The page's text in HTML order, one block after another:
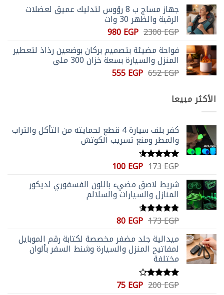
هو:
831 EGP.
هو:
590 EGP.
جهاز مساج ب 8 رؤوس لتدليك عميق لعضلات
الرقبة والظهر 30 وات
2300EGP السعر
هو:
2300 EGP.
980EGP السعر
الحالي
هو:
980 EGP.
فواحة مضيئة بتصميم بركان بوضعين رذاذ لتعطير
المنزل والسيارة بسعة خزان 300 ملي
652EGP السعر555EGP السعر
الأكثر مبيعا
كفر بلف سيارة 4 قطع لحمايته من التأكل والتراب
والمطر ومنع تسريب الكوتش
تم التقييم
173EGP السعر
هو:
173 EGP.
100EGP السعر
هو:
100 EGP.
شريط لاصق مضيء باللون الفسفوري لديكور
المنازل والسيارات والسلالم
تم التقييم
173EGP السعر
هو:
173 EGP.
80EGP السعر
هو:
80 EGP.
ميدالية جلد مضفر مخصصة لكتابة رقم الموبايل
لمفاتيح المنزل والسيارة وشنط السفر بألوان
مختلفة
تم التقييم
200EGP السعر75EGP السعر